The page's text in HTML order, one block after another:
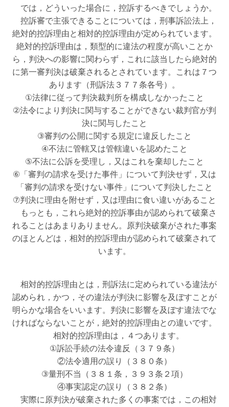
では，どういった場合に，控訴するべきでしょうか。
控訴審で主張できることについては，刑事訴訟法上，
絶対的控訴理由と相対的控訴理由が定められています。
絶対的控訴理由は，類型的に違法の程度が高いことか
ら，判決への影響に関わらず，これに該当したら絶対的
に第一審判決は破棄されるとされています。これは７つ
あります（刑訴法３７７条各号）。
①法律に従って判決裁判所を構成しなかったこと
②法令により判決に関与することができない裁判官が判
決に関与したこと
③審判の公開に関する規定に違反したこと
④不法に管轄又は管轄違いを認めたこと
⑤不法に公訴を受理し，又はこれを棄却したこと
⑥「審判の請求を受けた事件」について判決せず，又は
「審判の請求を受けない事件」について判決したこと
⑦判決に理由を附せず，又は理由に食い違いがあること
もっとも，これら絶対的控訴事由が認められて破棄さ
れることはあまりありません。原判決破棄がされた事案
のほとんどは，相対的控訴理由が認められて破棄されて
います。
相対的控訴理由とは，刑訴法に定められている違法が
認められ，かつ，その違法が判決に影響を及ぼすことが
明らかな場合をいいます。判決に影響を及ぼす違法でな
ければならないことが，絶対的控訴理由との違いです。
相対的控訴理由は，４つあります。
①訴訟手続の法令違反（３７９条）
②法令適用の誤り（３８０条）
③量刑不当（３８１条，３９３条２項）
④事実認定の誤り（３８２条）
実際に原判決が破棄された多くの事案では，この相対